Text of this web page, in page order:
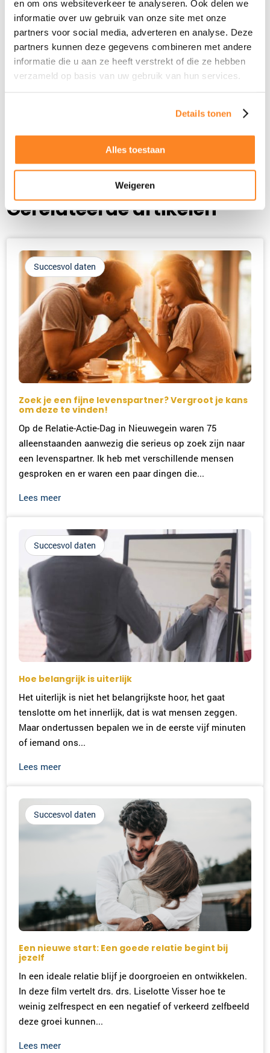
en om ons websiteverkeer te analyseren. Ook delen we
informatie over uw gebruik van onze site met onze
partners voor social media, adverteren en analyse. Deze
partners kunnen deze gegevens combineren met andere
informatie die u aan ze heeft verstrekt of die ze hebben
verzameld op basis van uw gebruik van hun services.
Details tonen
Alles toestaan
Weigeren
Achternaam
*
E-
Gerelateerde artikelen
Succesvol daten
Zoek je een fijne levenspartner? Vergroot je kans
om deze te vinden!
Op de Relatie-Actie-Dag in Nieuwegein waren 75
alleenstaanden aanwezig die serieus op zoek zijn naar
een levenspartner. Ik heb met verschillende mensen
gesproken en er waren een paar dingen die...
Lees meer
Succesvol daten
Hoe belangrijk is uiterlijk
Het uiterlijk is niet het belangrijkste hoor, het gaat
tenslotte om het innerlijk, dat is wat mensen zeggen.
Maar ondertussen bepalen we in de eerste vijf minuten
of iemand ons...
Lees meer
Succesvol daten
Een nieuwe start: Een goede relatie begint bij
jezelf
In een ideale relatie blijf je doorgroeien en ontwikkelen.
In deze film vertelt drs. drs. Liselotte Visser hoe te
weinig zelfrespect en een negatief of verkeerd zelfbeeld
deze groei kunnen...
Lees meer